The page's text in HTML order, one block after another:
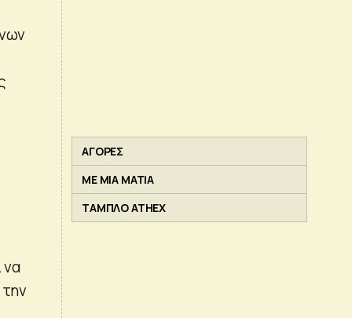
να
ΑΓΟΡΕΣ
ΜΕ ΜΙΑ ΜΑΤΙΑ
ΤΑΜΠΛΟ ATHEX